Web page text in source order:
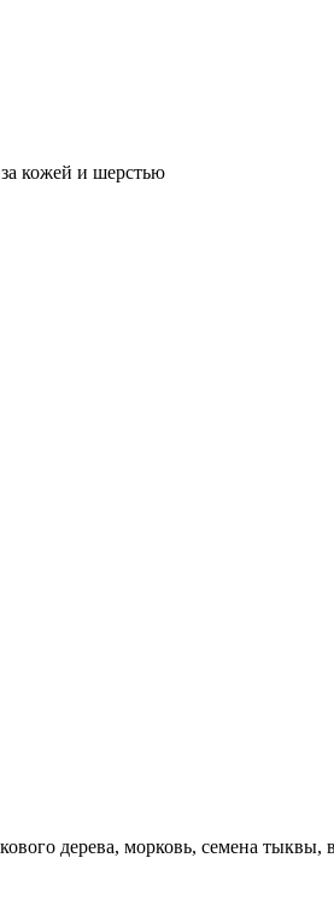
кожей и шерстью
дерева, морковь, семена